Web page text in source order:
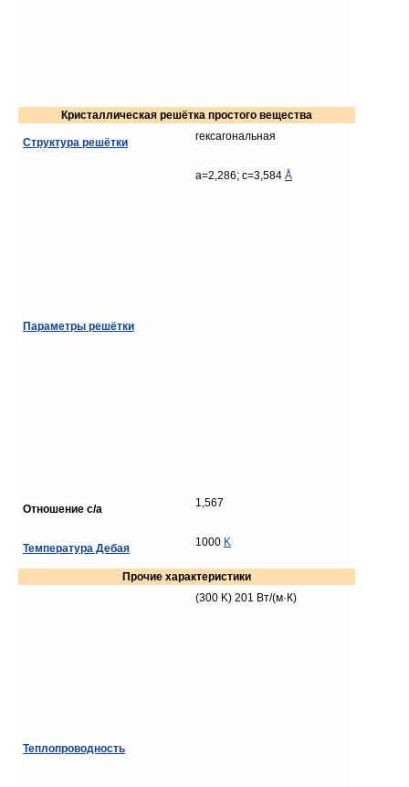
Кристаллическая решётка простого вещества
Структура решётки гексагональная
Параметры решётки
a=2,286; c=3,584 Å
Отношение c/a 1,567
Температура Дебая 1000 K
Прочие характеристики
Теплопроводность
(300 K) 201 Вт/(м·К)